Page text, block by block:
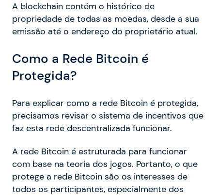
A blockchain contém o histórico de
propriedade de todas as moedas, desde a sua
emissão até o endereço do proprietário atual.
Como a Rede Bitcoin é
Protegida?
Para explicar como a rede Bitcoin é protegida,
precisamos revisar o sistema de incentivos que
faz esta rede descentralizada funcionar.
A rede Bitcoin é estruturada para funcionar
com base na teoria dos jogos. Portanto, o que
protege a rede Bitcoin são os interesses de
todos os participantes, especialmente dos